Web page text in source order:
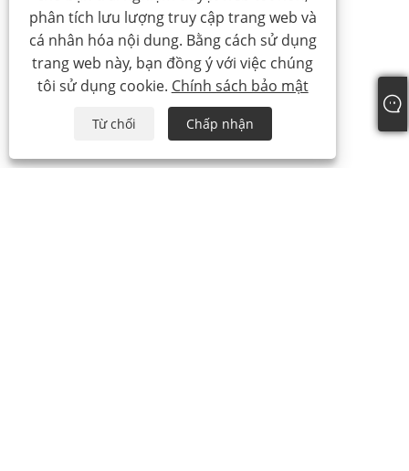
phân tích lưu lượng truy cập trang web và
cá nhân hóa nội dung. Bằng cách sử dụng
trang web này, bạn đồng ý với việc chúng
tôi sử dụng cookie. Chính sách bảo mật
Từ chối Chấp nhận